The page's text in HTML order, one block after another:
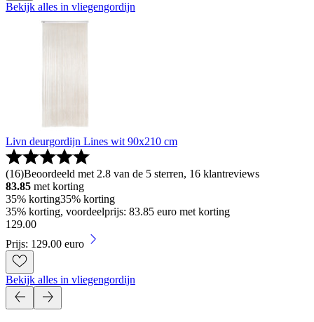
Bekijk alles in vliegengordijn
Livn deurgordijn Lines wit 90x210 cm
(16)Beoordeeld met 2.8 van de 5 sterren, 16 klantreviews
83.85 met korting
35% korting35% korting
35% korting, voordeelprijs: 83.85 euro met korting
129.00
Prijs: 129.00 euro
Bekijk alles in vliegengordijn